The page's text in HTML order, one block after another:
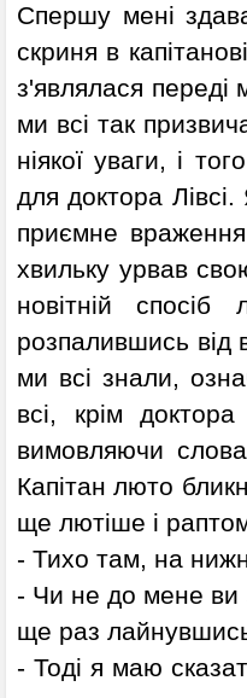
Спершу мені
скриня в
з'являлася
ми всі так
ніякої уваги, і
для доктора
приємне
хвильку урвав
новітній
розпалившись від
ми всі знали,
всі, крім
вимовляючи
Капітан люто
ще лютіше і
- Тихо там, на
- Чи не до мене ви
ще раз
- Тоді я маю